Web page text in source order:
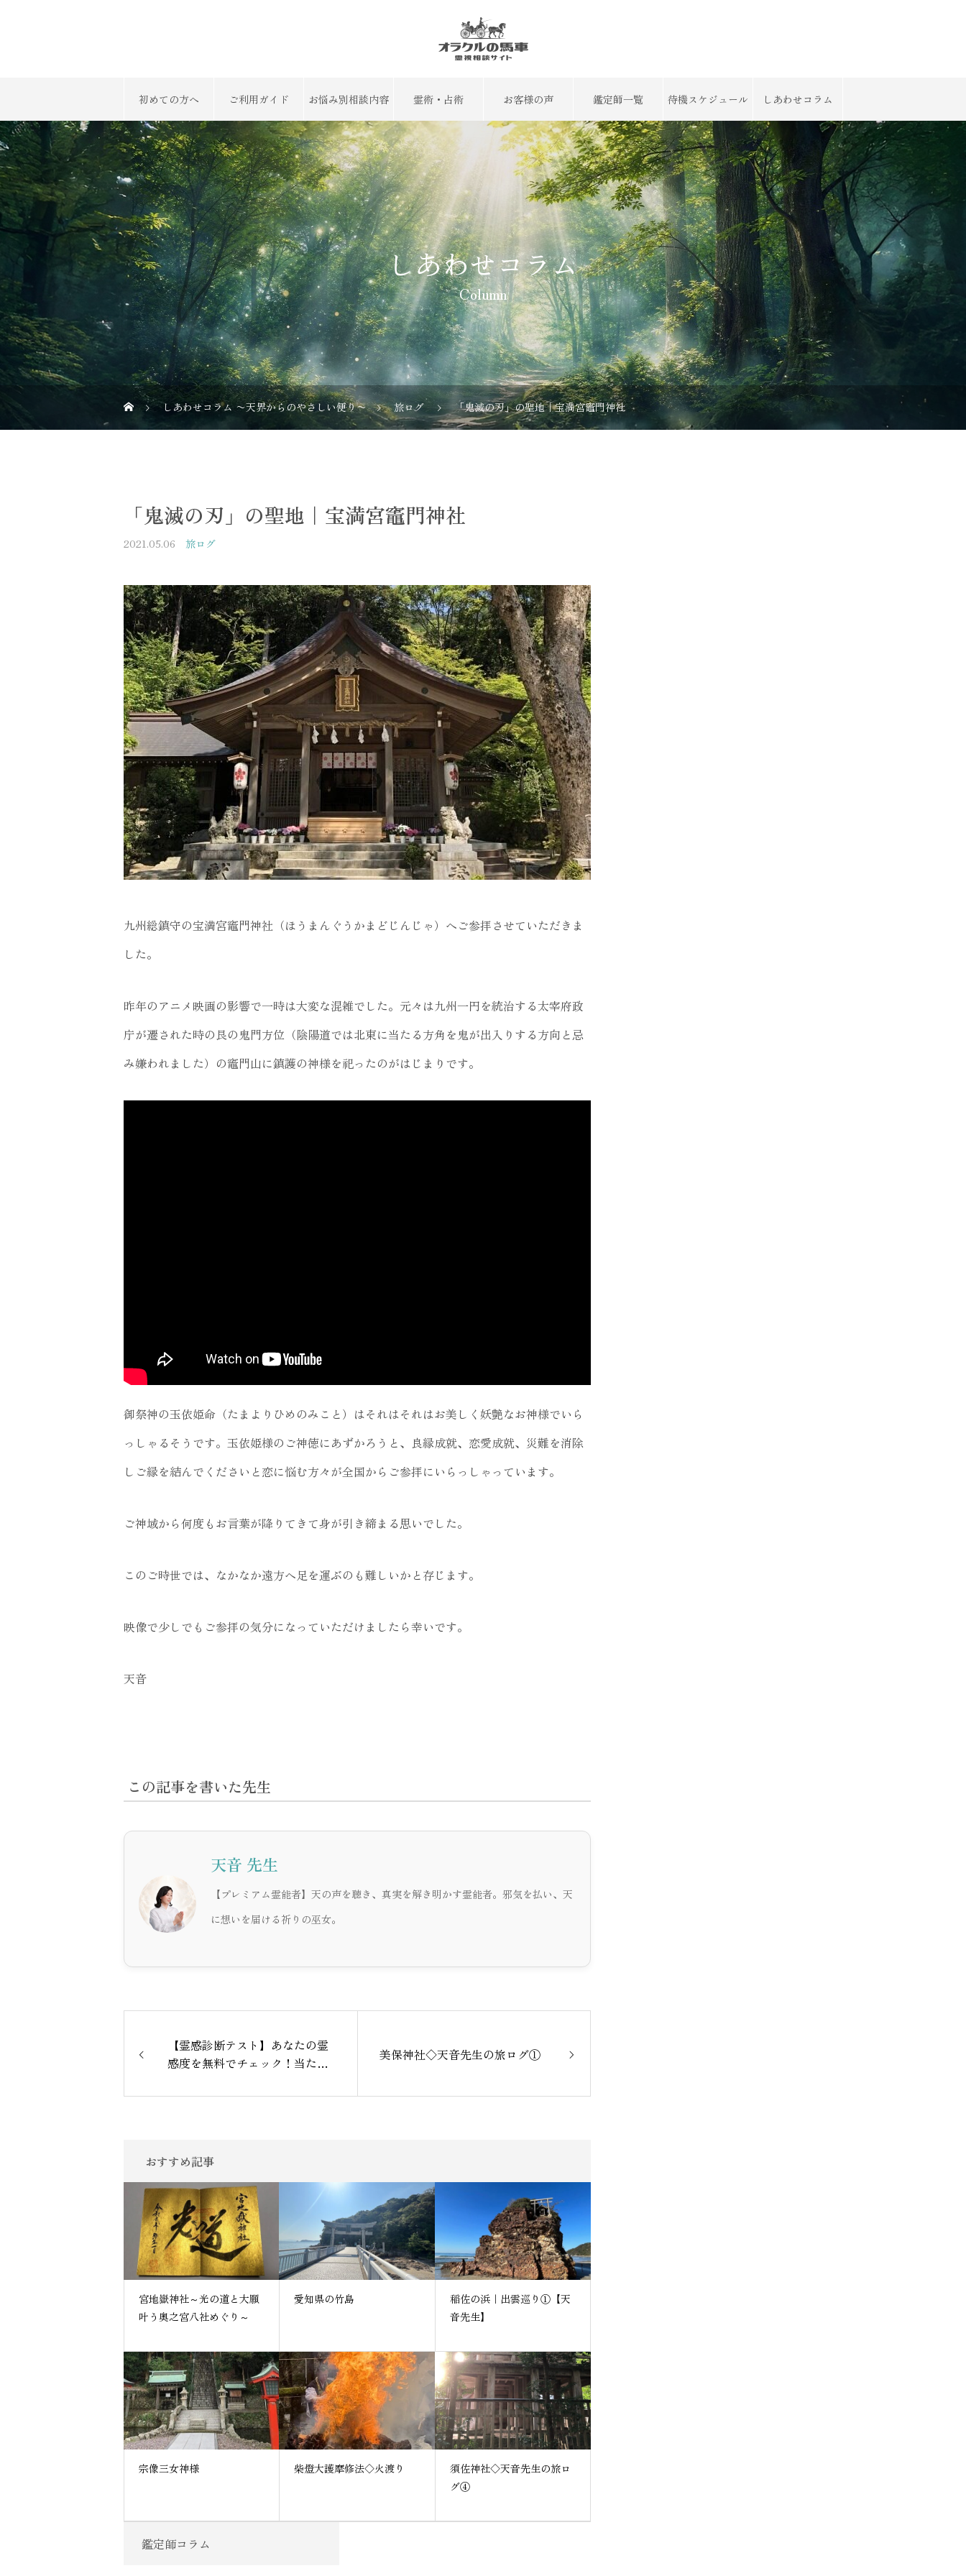
初めての方へ ご利用ガイド お悩み別相談内容 霊術・占術 お客様の声 鑑定師一覧 待機スケジュール しあわせコラム
しあわせコラム
Column
しあわせコラム 〜天界からのやさしい便り〜 旅ログ 「鬼滅の刃」の聖地｜宝満宮竈門神社
「鬼滅の刃」の聖地｜宝満宮竈門神社
2021.05.06 旅ログ
九州総鎮守の宝満宮竈門神社（ほうまんぐうかまどじんじゃ）へご参拝させていただきま
した。
昨年のアニメ映画の影響で一時は大変な混雑でした。元々は九州一円を統治する太宰府政
庁が遷された時の艮の鬼門方位（陰陽道では北東に当たる方角を鬼が出入りする方向と忌
み嫌われました）の竈門山に鎮護の神様を祀ったのがはじまりです。
御祭神の玉依姫命（たまよりひめのみこと）はそれはそれはお美しく妖艶なお神様でいら
っしゃるそうです。玉依姫様のご神徳にあずかろうと、良縁成就、恋愛成就、災難を消除
しご縁を結んでくださいと恋に悩む方々が全国からご参拝にいらっしゃっています。
ご神域から何度もお言葉が降りてきて身が引き締まる思いでした。
このご時世では、なかなか遠方へ足を運ぶのも難しいかと存じます。
映像で少しでもご参拝の気分になっていただけましたら幸いです。
天音
この記事を書いた先生
天音 先生
【プレミアム霊能者】天の声を聴き、真実を解き明かす霊能者。邪気を払い、天
に想いを届ける祈りの巫女。
【霊感診断テスト】あなたの霊
感度を無料でチェック！当たる
美保神社◇天音先生の旅ログ①
おすすめ記事
宮地嶽神社～光の道と大願
叶う奥之宮八社めぐり～
愛知県の竹島
稲佐の浜｜出雲巡り①【天
音先生】
宗像三女神様 柴燈大護摩修法◇火渡り
須佐神社◇天音先生の旅ロ
グ④
鑑定師コラム